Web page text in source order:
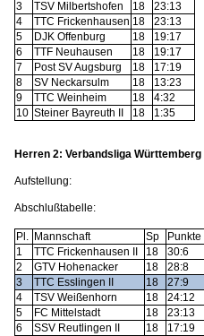
3
TSV Milbertshofen 18
23:13
4
TTC Frickenhausen 18
23:13
5
DJK Offenburg 18
19:17
6
TTF Neuhausen 18
19:17
7
Post SV Augsburg 18
17:19
8
SV Neckarsulm 18
13:23
9
TTC Weinheim 18
4:32
10 Steiner Bayreuth II 18 1:35
Herren 2: Verbandsliga Württemberg
Aufstellung:
Abschlußtabelle:
Pl. Mannschaft Sp
Punkte
1
TTC Frickenhausen II 18
30:6
2
GTV Hohenacker 18
28:8
3
TTC Esslingen II 18
27:9
4
TSV Weißenhorn 18
24:12
5
FC Mittelstadt 18
23:13
6
SSV Reutlingen II 18
17:19